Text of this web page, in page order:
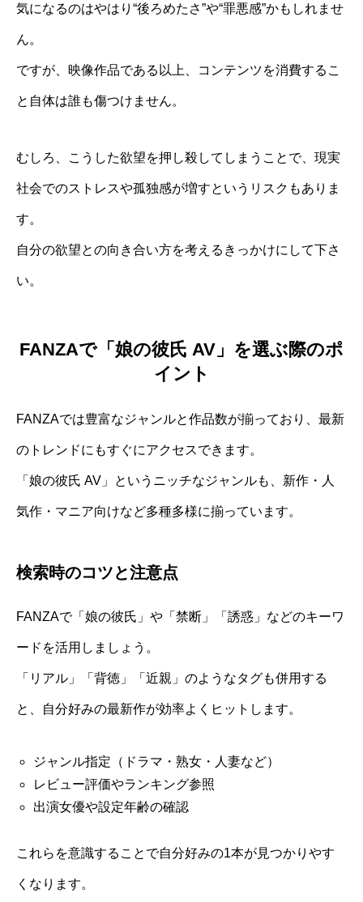
気になるのはやはり“後ろめたさ”や“罪悪感”かもしれませ
ん。
ですが、映像作品である以上、コンテンツを消費するこ
と自体は誰も傷つけません。
むしろ、こうした欲望を押し殺してしまうことで、現実
社会でのストレスや孤独感が増すというリスクもありま
す。
自分の欲望との向き合い方を考えるきっかけにして下さ
い。
FANZAで「娘の彼氏 AV」を選ぶ際のポ
イント
FANZAでは豊富なジャンルと作品数が揃っており、最新
のトレンドにもすぐにアクセスできます。
「娘の彼氏 AV」というニッチなジャンルも、新作・人
気作・マニア向けなど多種多様に揃っています。
検索時のコツと注意点
FANZAで「娘の彼氏」や「禁断」「誘惑」などのキーワ
ードを活用しましょう。
「リアル」「背徳」「近親」のようなタグも併用する
と、自分好みの最新作が効率よくヒットします。
ジャンル指定（ドラマ・熟女・人妻など）
レビュー評価やランキング参照
出演女優や設定年齢の確認
これらを意識することで自分好みの1本が見つかりやす
くなります。